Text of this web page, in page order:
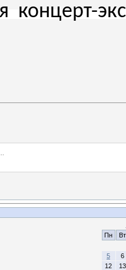
концерт-
Пн
Вт
5
6
12
13